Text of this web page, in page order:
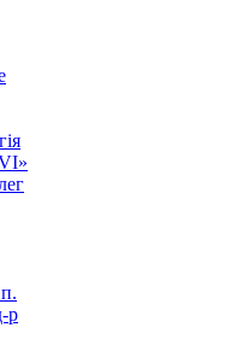
р